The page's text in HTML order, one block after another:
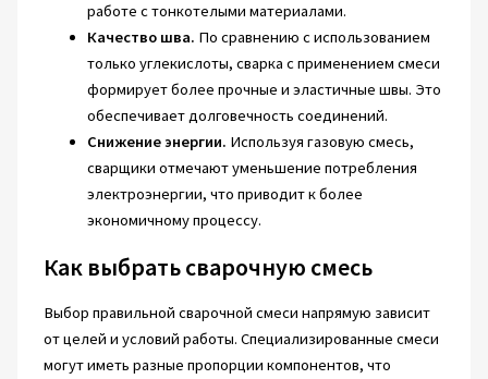
работе с тонкотелыми материалами.
Качество шва. По сравнению с использованием
только углекислоты, сварка с применением смеси
формирует более прочные и эластичные швы. Это
обеспечивает долговечность соединений.
Снижение энергии. Используя газовую смесь,
сварщики отмечают уменьшение потребления
электроэнергии, что приводит к более
экономичному процессу.
Как выбрать сварочную смесь
Выбор правильной сварочной смеси напрямую зависит
от целей и условий работы. Специализированные смеси
могут иметь разные пропорции компонентов, что